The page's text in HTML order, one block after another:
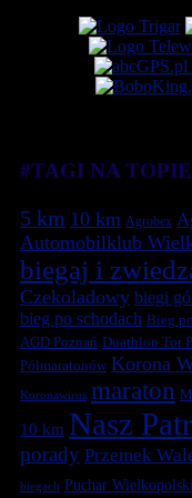
#TAGI NA TOPIE
5 km 10 km Agrobex
Automobilklub
biegaj i
Czekoladowy biegi
bieg po schodach Bieg
AGD Poznań Duathlon Tor
Półmaratonów Korona
Koronawirus maraton
10 km Nasz
porady Przemek
biegach Puchar